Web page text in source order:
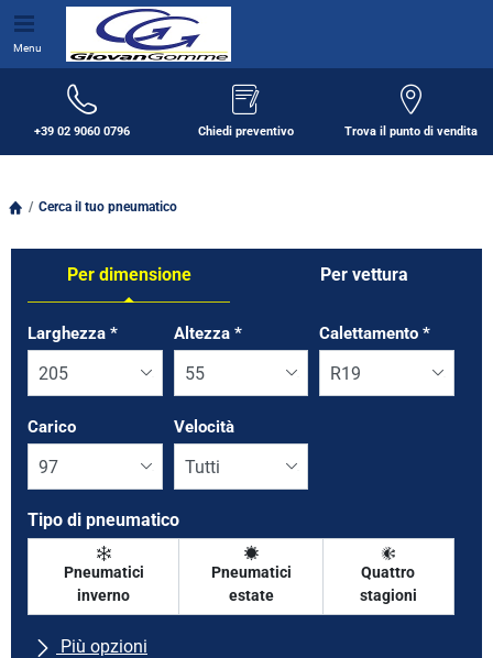
Menu
+39 02 9060 0796 Chiedi preventivo Trova il punto di vendita
Cerca il tuo pneumatico
Per dimensione Per vettura
Tab updated: Per dimensione
Larghezza * Altezza * Calettamento*
Carico Velocità
Tipo di pneumatico
Pneumatici
inverno
Pneumatici
estate
Quattro
stagioni
Più opzioni